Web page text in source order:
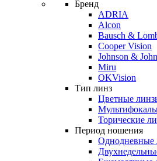
Бренд
ADRIA
Alcon
Bausch &
Cooper Vision
Johnson &
Miru
OKVision
Тип линз
Цветные
Торические
Период ношения
Однодневные